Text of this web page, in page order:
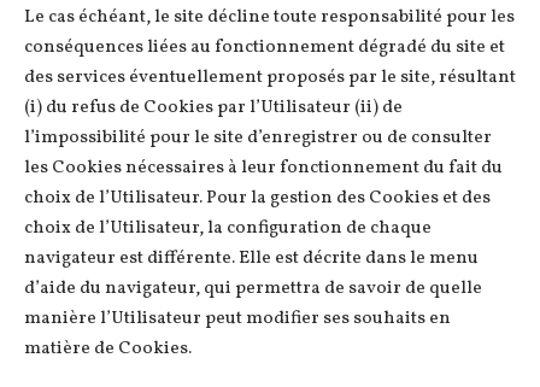
Le cas échéant, le site décline toute responsabilité pour les
conséquences liées au fonctionnement dégradé du site et
des services éventuellement proposés par le site, résultant
(i) du refus de Cookies par l’Utilisateur (ii) de
l’impossibilité pour le site d’enregistrer ou de consulter
les Cookies nécessaires à leur fonctionnement du fait du
choix de l’Utilisateur. Pour la gestion des Cookies et des
choix de l’Utilisateur, la configuration de chaque
navigateur est différente. Elle est décrite dans le menu
d’aide du navigateur, qui permettra de savoir de quelle
manière l’Utilisateur peut modifier ses souhaits en
matière de Cookies.